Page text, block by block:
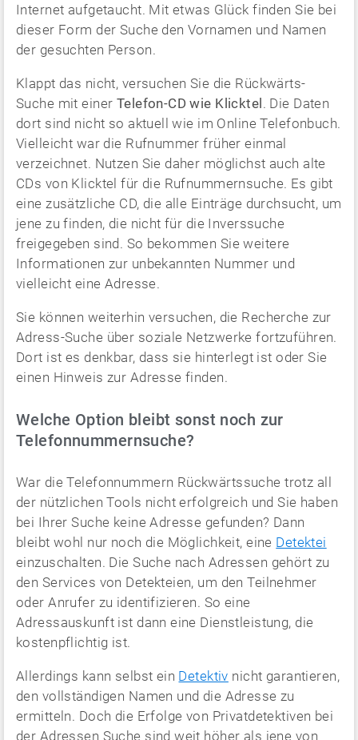
Internet aufgetaucht. Mit etwas Glück finden Sie bei
dieser Form der Suche den Vornamen und Namen
der gesuchten Person.
Klappt das nicht, versuchen Sie die Rückwärts-
Suche mit einer Telefon-CD wie Klicktel . Die Daten
dort sind nicht so aktuell wie im Online Telefonbuch.
Vielleicht war die Rufnummer früher einmal
verzeichnet. Nutzen Sie daher möglichst auch alte
CDs von Klicktel für die Rufnummernsuche. Es gibt
eine zusätzliche CD, die alle Einträge durchsucht, um
jene zu finden, die nicht für die Inverssuche
freigegeben sind. So bekommen Sie weitere
Informationen zur unbekannten Nummer und
vielleicht eine Adresse.
Sie können weiterhin versuchen, die Recherche zur
Adress-Suche über soziale Netzwerke fortzuführen.
Dort ist es denkbar, dass sie hinterlegt ist oder Sie
einen Hinweis zur Adresse finden.
Welche Option bleibt sonst noch zur
Telefonnummernsuche?
War die Telefonnummern Rückwärtssuche trotz all
der nützlichen Tools nicht erfolgreich und Sie haben
bei Ihrer Suche keine Adresse gefunden? Dann
bleibt wohl nur noch die Möglichkeit, eine Detektei
einzuschalten. Die Suche nach Adressen gehört zu
den Services von Detekteien, um den Teilnehmer
oder Anrufer zu identifizieren. So eine
Adressauskunft ist dann eine Dienstleistung, die
kostenpflichtig ist.
Allerdings kann selbst ein Detektiv nicht garantieren,
den vollständigen Namen und die Adresse zu
ermitteln. Doch die Erfolge von Privatdetektiven bei
der Adressen Suche sind weit höher als jene von